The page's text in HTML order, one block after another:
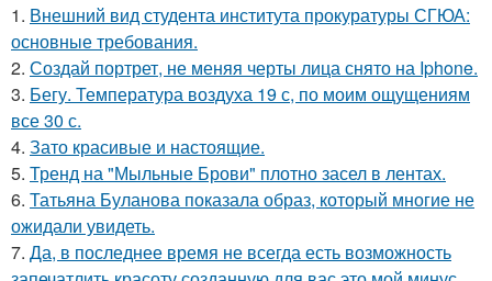
1. Внешний вид студента института прокуратуры СГЮА:
основные требования.
2. Создай портрет, не меняя черты лица снято на Iphone.
3. Бегу. Температура воздуха 19 с, по моим ощущениям
все 30 с.
4. Зато красивые и настоящие.
5. Тренд на "Мыльные Брови" плотно засел в лентах.
6. Татьяна Буланова показала образ, который многие не
ожидали увидеть.
7. Да, в последнее время не всегда есть возможность